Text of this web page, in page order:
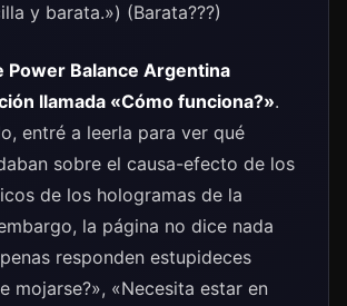
y barata.») (Barata???)
Power Balance Argentina
llamada «Cómo funciona?».
entré a leerla para ver qué
sobre el causa-efecto de los
de los hologramas de la
la página no dice nada
responden estupideces
mojarse?», «Necesita estar en